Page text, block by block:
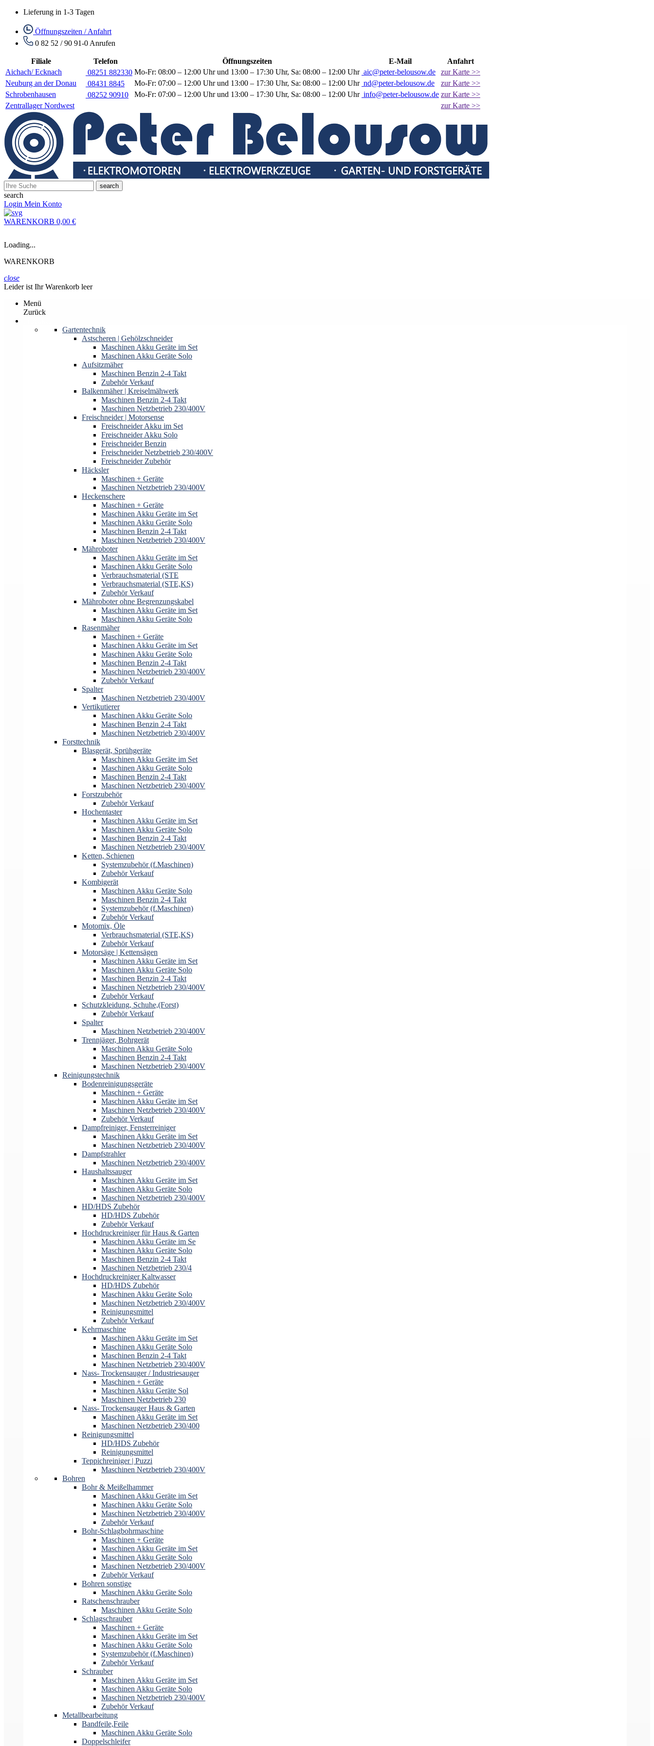
Lieferung in 1-3 Tagen
Öffnungszeiten / Anfahrt
0 82 52 / 90 91-0 Anrufen
Filiale Telefon Öffnungszeiten E-Mail
Anfahrt
Aichach/ Ecknach
08251 882330 Mo-Fr: 08:00 – 12:00 Uhr und 13:00 – 17:30 Uhr, Sa: 08:00 – 12:00 Uhr aic@peter-belousow.de
zur Karte >>
Neuburg an der Donau
08431 8845 Mo-Fr: 07:00 – 12:00 Uhr und 13:00 – 17:30 Uhr, Sa: 08:00 – 12:00 Uhr nd@peter-belousow.de
zur Karte >>
Schrobenhausen
08252 90910 Mo-Fr: 07:00 – 12:00 Uhr und 13:00 – 17:30 Uhr, Sa: 08:00 – 12:00 Uhr info@peter-belousow.de zur Karte >>
Zentrallager Nordwest
zur Karte >>
search
search
Login Mein Konto
WARENKORB 0,00 €
Loading...
WARENKORB
close
Leider ist Ihr Warenkorb leer
Menü
Zurück
Gartentechnik
Astscheren | Gehölzschneider
Maschinen Akku Geräte im Set
Maschinen Akku Geräte Solo
Aufsitzmäher
Maschinen Benzin 2-4 Takt
Zubehör Verkauf
Balkenmäher | Kreiselmähwerk
Maschinen Benzin 2-4 Takt
Maschinen Netzbetrieb 230/400V
Freischneider | Motorsense
Freischneider Akku im Set
Freischneider Akku Solo
Freischneider Benzin
Freischneider Netzbetrieb 230/400V
Freischneider Zubehör
Häcksler
Maschinen + Geräte
Maschinen Netzbetrieb 230/400V
Heckenschere
Maschinen + Geräte
Maschinen Akku Geräte im Set
Maschinen Akku Geräte Solo
Maschinen Benzin 2-4 Takt
Maschinen Netzbetrieb 230/400V
Mähroboter
Maschinen Akku Geräte im Set
Maschinen Akku Geräte Solo
Verbrauchsmaterial (STE
Verbrauchsmaterial (STE,KS)
Zubehör Verkauf
Mähroboter ohne Begrenzungskabel
Maschinen Akku Geräte im Set
Maschinen Akku Geräte Solo
Rasenmäher
Maschinen + Geräte
Maschinen Akku Geräte im Set
Maschinen Akku Geräte Solo
Maschinen Benzin 2-4 Takt
Maschinen Netzbetrieb 230/400V
Zubehör Verkauf
Spalter
Maschinen Netzbetrieb 230/400V
Vertikutierer
Maschinen Akku Geräte Solo
Maschinen Benzin 2-4 Takt
Maschinen Netzbetrieb 230/400V
Forsttechnik
Blasgerät, Sprühgeräte
Maschinen Akku Geräte im Set
Maschinen Akku Geräte Solo
Maschinen Benzin 2-4 Takt
Maschinen Netzbetrieb 230/400V
Forstzubehör
Zubehör Verkauf
Hochentaster
Maschinen Akku Geräte im Set
Maschinen Akku Geräte Solo
Maschinen Benzin 2-4 Takt
Maschinen Netzbetrieb 230/400V
Ketten, Schienen
Systemzubehör (f.Maschinen)
Zubehör Verkauf
Kombigerät
Maschinen Akku Geräte Solo
Maschinen Benzin 2-4 Takt
Systemzubehör (f.Maschinen)
Zubehör Verkauf
Motomix, Öle
Verbrauchsmaterial (STE,KS)
Zubehör Verkauf
Motorsäge | Kettensägen
Maschinen Akku Geräte im Set
Maschinen Akku Geräte Solo
Maschinen Benzin 2-4 Takt
Maschinen Netzbetrieb 230/400V
Zubehör Verkauf
Schutzkleidung, Schuhe,(Forst)
Zubehör Verkauf
Spalter
Maschinen Netzbetrieb 230/400V
Trennjäger, Bohrgerät
Maschinen Akku Geräte Solo
Maschinen Benzin 2-4 Takt
Maschinen Netzbetrieb 230/400V
Reinigungstechnik
Bodenreinigungsgeräte
Maschinen + Geräte
Maschinen Akku Geräte im Set
Maschinen Netzbetrieb 230/400V
Zubehör Verkauf
Dampfreiniger, Fensterreiniger
Maschinen Akku Geräte im Set
Maschinen Netzbetrieb 230/400V
Dampfstrahler
Maschinen Netzbetrieb 230/400V
Haushaltssauger
Maschinen Akku Geräte im Set
Maschinen Akku Geräte Solo
Maschinen Netzbetrieb 230/400V
HD/HDS Zubehör
HD/HDS Zubehör
Zubehör Verkauf
Hochdruckreiniger für Haus & Garten
Maschinen Akku Geräte im Se
Maschinen Akku Geräte Solo
Maschinen Benzin 2-4 Takt
Maschinen Netzbetrieb 230/4
Hochdruckreiniger Kaltwasser
HD/HDS Zubehör
Maschinen Akku Geräte Solo
Maschinen Netzbetrieb 230/400V
Reinigungsmittel
Zubehör Verkauf
Kehrmaschine
Maschinen Akku Geräte im Set
Maschinen Akku Geräte Solo
Maschinen Benzin 2-4 Takt
Maschinen Netzbetrieb 230/400V
Nass- Trockensauger / Industriesauger
Maschinen + Geräte
Maschinen Akku Geräte Sol
Maschinen Netzbetrieb 230
Nass- Trockensauger Haus & Garten
Maschinen Akku Geräte im Set
Maschinen Netzbetrieb 230/400
Reinigungsmittel
HD/HDS Zubehör
Reinigungsmittel
Teppichreiniger | Puzzi
Maschinen Netzbetrieb 230/400V
Bohren
Bohr & Meißelhammer
Maschinen Akku Geräte im Set
Maschinen Akku Geräte Solo
Maschinen Netzbetrieb 230/400V
Zubehör Verkauf
Bohr-Schlagbohrmaschine
Maschinen + Geräte
Maschinen Akku Geräte im Set
Maschinen Akku Geräte Solo
Maschinen Netzbetrieb 230/400V
Zubehör Verkauf
Bohren sonstige
Maschinen Akku Geräte Solo
Ratschenschrauber
Maschinen Akku Geräte Solo
Schlagschrauber
Maschinen + Geräte
Maschinen Akku Geräte im Set
Maschinen Akku Geräte Solo
Systemzubehör (f.Maschinen)
Zubehör Verkauf
Schrauber
Maschinen Akku Geräte im Set
Maschinen Akku Geräte Solo
Maschinen Netzbetrieb 230/400V
Zubehör Verkauf
Metallbearbeitung
Bandfeile,Feile
Maschinen Akku Geräte Solo
Doppelschleifer